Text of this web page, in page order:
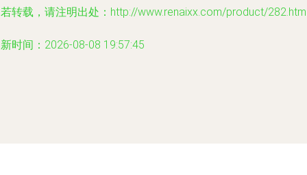
转载，请注明出处：http://www.renaixx.com/product/
时间：2026-08-08 19:57:45